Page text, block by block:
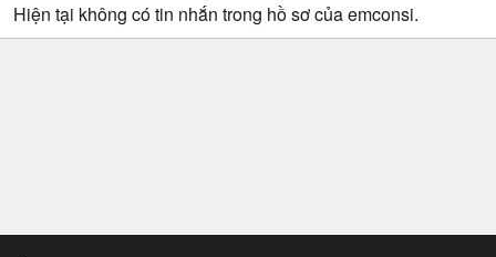
Hiện tại không có tin nhắn trong hồ sơ của emconsi.